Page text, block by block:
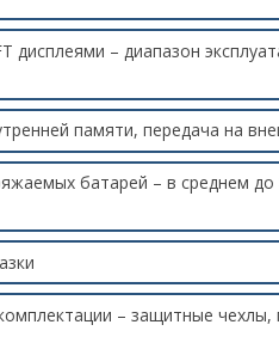
– диапазон
памяти, передача на
батарей – в среднем
– защитные